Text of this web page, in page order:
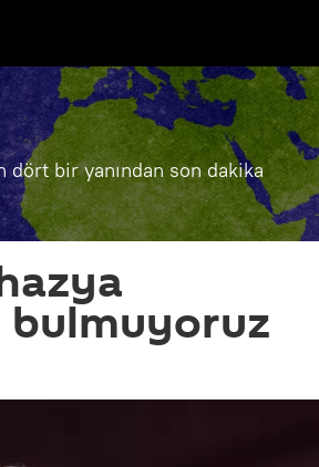
dört bir yanından son dakika